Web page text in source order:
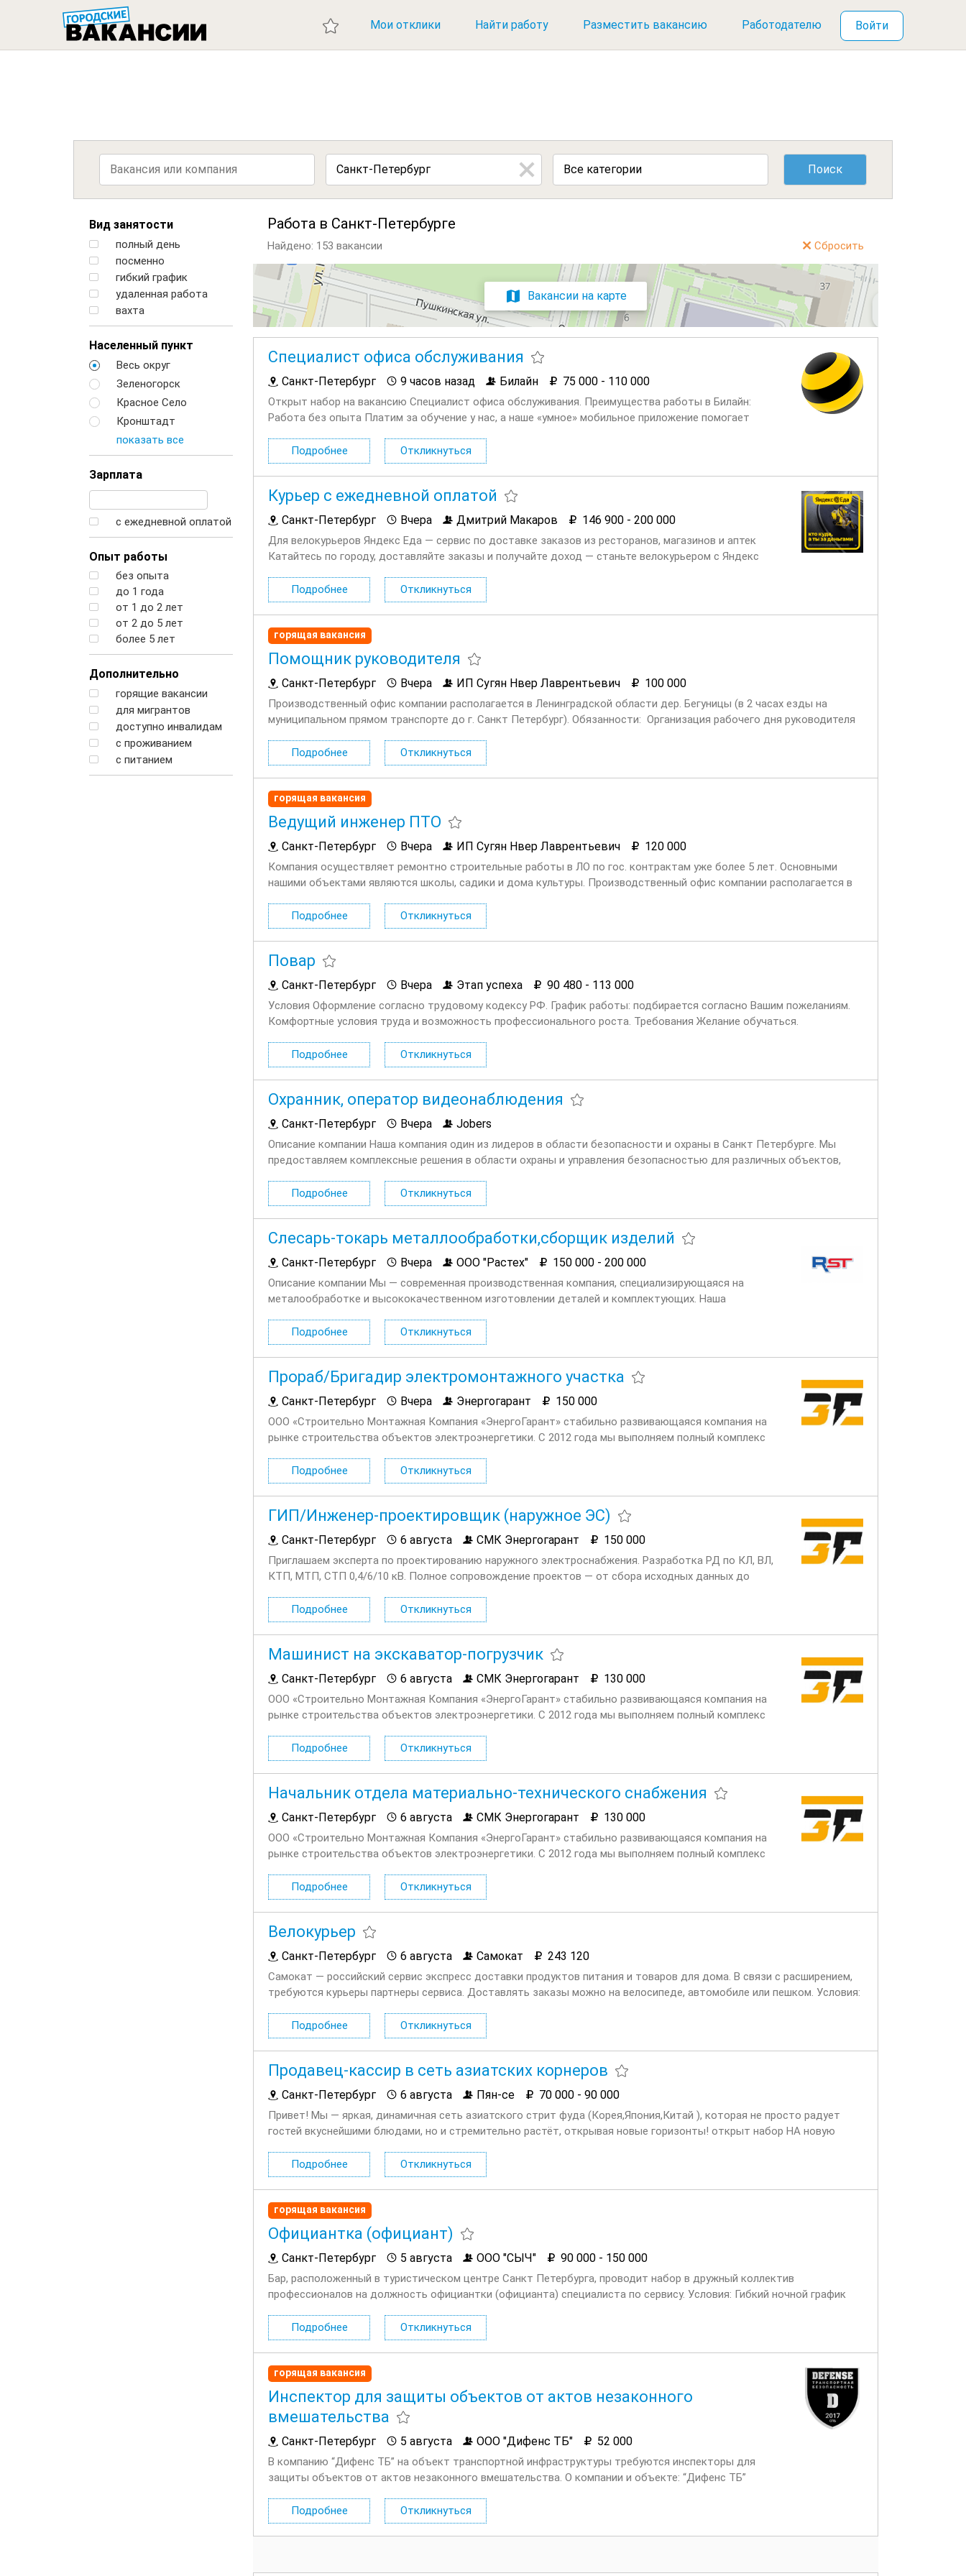
ГОРОДСКИЕ ВАКАНСИИ
Мои отклики Найти работу Разместить вакансию Работодателю Войти
Все категории
Вид занятости
полный день
посменно
гибкий график
удаленная работа
вахта
Населенный пункт
Весь округ
Зеленогорск
Красное Село
Кронштадт
показать все
Зарплата
с ежедневной оплатой
Опыт работы
без опыта
до 1 года
от 1 до 2 лет
от 2 до 5 лет
более 5 лет
Дополнительно
горящие вакансии
для мигрантов
доступно инвалидам
с проживанием
с питанием
Работа в Санкт-Петербурге
Найдено: 153 вакансии Сбросить
Вакансии на карте
Специалист офиса обслуживания
Санкт-Петербург 9 часов назад Билайн 75 000 - 110 000
Открыт набор на вакансию Специалист офиса обслуживания. Преимущества работы в Билайн:
Работа без опыта Платим за обучение у нас, а наше «умное» мобильное приложение помогает
рядом с...Подробнее Откликнуться
Курьер с ежедневной оплатой
Санкт-Петербург Вчера Дмитрий Макаров 146 900 - 200 000
Для велокурьеров Яндекс Еда — сервис по доставке заказов из ресторанов, магазинов и аптек
Катайтесь по городу, доставляйте заказы и получайте доход — станьте велокурьером с Яндекс
бесплатная карта с кешбэком до 10...
Подробнее Откликнуться
горящая вакансия
Помощник руководителя
Санкт-Петербург Вчера ИП Сугян Нвер Лаврентьевич 100 000
Производственный офис компании располагается в Ленинградской области дер. Бегуницы (в 2 часах езды на
муниципальном прямом транспорте до г. Санкт Петербург). Обязанности: Организация рабочего дня руководителя
Подробнее
Откликнуться
горящая вакансия
Ведущий инженер ПТО
Санкт-Петербург Вчера ИП Сугян Нвер Лаврентьевич 120 000
Компания осуществляет ремонтно строительные работы в ЛО по гос. контрактам уже более 5 лет. Основными
нашими объектами являются школы, садики и дома культуры. Производственный офис компании располагается в
Подробнее
Откликнуться
Повар
Санкт-Петербург Вчера Этап успеха 90 480 - 113 000
Условия Оформление согласно трудовому кодексу РФ. График работы: подбирается согласно Вашим пожеланиям.
Комфортные условия труда и возможность профессионального роста. Требования Желание обучаться.
Подробнее
Откликнуться
Охранник, оператор видеонаблюдения
Санкт-Петербург Вчера Jobers
Описание компании Наша компания один из лидеров в области безопасности и охраны в Санкт Петербурге. Мы
предоставляем комплексные решения в области охраны и управления безопасностью для различных объектов,
Подробнее
Откликнуться
Слесарь-токарь металлообработки,сборщик изделий
Санкт-Петербург Вчера ООО "Растех" 150 000 - 200 000
Описание компании Мы — современная производственная компания, специализирующаяся на
металообработке и высококачественном изготовлении деталей и комплектующих. Наша
возможности для профессионального роста и...
Подробнее Откликнуться
Прораб/Бригадир электромонтажного участка
Санкт-Петербург Вчера Энергогарант 150 000
ООО «Строительно Монтажная Компания «ЭнергоГарант» стабильно развивающаяся компания на
рынке строительства объектов электроэнергетики. С 2012 года мы выполняем полный комплекс
специализация :...
Подробнее Откликнуться
ГИП/Инженер-проектировщик (наружное ЭС)
Санкт-Петербург 6 августа СМК Энергогарант 150 000
Приглашаем эксперта по проектированию наружного электроснабжения. Разработка РД по КЛ, ВЛ,
КТП, МТП, СТП 0,4/6/10 кВ. Полное сопровождение проектов — от сбора исходных данных до
компании Мы —...
Подробнее Откликнуться
Машинист на экскаватор-погрузчик
Санкт-Петербург 6 августа СМК Энергогарант 130 000
ООО «Строительно Монтажная Компания «ЭнергоГарант» стабильно развивающаяся компания на
рынке строительства объектов электроэнергетики. С 2012 года мы выполняем полный комплекс
Работа в аренде и на...
Подробнее Откликнуться
Начальник отдела материально-технического снабжения
Санкт-Петербург 6 августа СМК Энергогарант 130 000
ООО «Строительно Монтажная Компания «ЭнергоГарант» стабильно развивающаяся компания на
рынке строительства объектов электроэнергетики. С 2012 года мы выполняем полный комплекс
проектах Мы...
Подробнее Откликнуться
Велокурьер
Санкт-Петербург 6 августа Самокат 243 120
Самокат — российский сервис экспресс доставки продуктов питания и товаров для дома. В связи с расширением,
требуются курьеры партнеры сервиса. Доставлять заказы можно на велосипеде, автомобиле или пешком. Условия:
Подробнее
Откликнуться
Продавец-кассир в сеть азиатских корнеров
Санкт-Петербург 6 августа Пян-се 70 000 - 90 000
Привет! Мы — яркая, динамичная сеть азиатского стрит фуда (Корея,Япония,Китай ), которая не просто радует
гостей вкуснейшими блюдами, но и стремительно растёт, открывая новые горизонты! открыт набор НА новую
Подробнее
Откликнуться
горящая вакансия
Официантка (официант)
Санкт-Петербург 5 августа ООО "СЫЧ" 90 000 - 150 000
Бар, расположенный в туристическом центре Санкт Петербурга, проводит набор в дружный коллектив
профессионалов на должность официантки (официанта) специалиста по сервису. Условия: Гибкий ночной график
Подробнее
Откликнуться
горящая вакансия
Инспектор для защиты объектов от актов незаконного
вмешательства
Санкт-Петербург 5 августа ООО "Дифенс ТБ" 52 000
В компанию “Дифенс ТБ” на объект транспортной инфраструктуры требуются инспекторы для
защиты объектов от актов незаконного вмешательства. О компании и объекте: “Дифенс ТБ”
Подробнее
Откликнуться